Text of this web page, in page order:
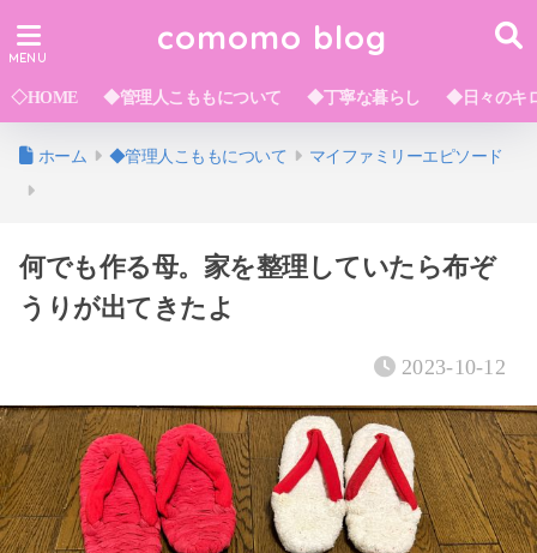
comomo blog
◇HOME ◆管理人こももについて ◆丁寧な暮らし ◆日々のキ
ホーム ◆管理人こももについて マイファミリーエピソード
何でも作る母。家を整理していたら布ぞ
うりが出てきたよ
2023-10-12